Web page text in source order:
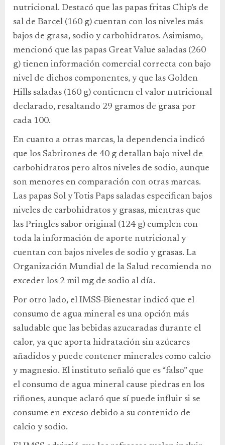
nutricional. Destacó que las papas fritas Chip’s de
sal de Barcel (160 g) cuentan con los niveles más
bajos de grasa, sodio y carbohidratos. Asimismo,
mencionó que las papas Great Value saladas (260
g) tienen información comercial correcta con bajo
nivel de dichos componentes, y que las Golden
Hills saladas (160 g) contienen el valor nutricional
declarado, resaltando 29 gramos de grasa por
cada 100.
En cuanto a otras marcas, la dependencia indicó
que los Sabritones de 40 g detallan bajo nivel de
carbohidratos pero altos niveles de sodio, aunque
son menores en comparación con otras marcas.
Las papas Sol y Totis Paps saladas especifican bajos
niveles de carbohidratos y grasas, mientras que
las Pringles sabor original (124 g) cumplen con
toda la información de aporte nutricional y
cuentan con bajos niveles de sodio y grasas. La
Organización Mundial de la Salud recomienda no
exceder los 2 mil mg de sodio al día.
Por otro lado, el IMSS-Bienestar indicó que el
consumo de agua mineral es una opción más
saludable que las bebidas azucaradas durante el
calor, ya que aporta hidratación sin azúcares
añadidos y puede contener minerales como calcio
y magnesio. El instituto señaló que es “falso” que
el consumo de agua mineral cause piedras en los
riñones, aunque aclaró que sí puede influir si se
consume en exceso debido a su contenido de
calcio y sodio.